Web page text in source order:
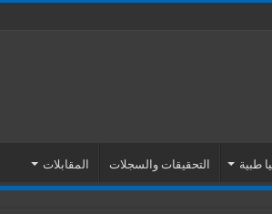
طبية التحقيقات والسجلات المقابلات